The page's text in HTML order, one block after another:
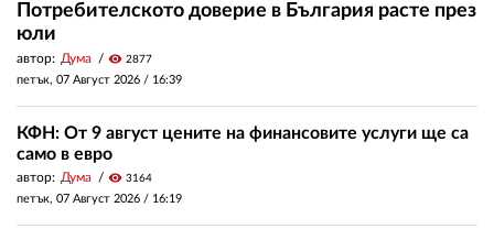
Потребителското доверие в България расте през
юли
автор: Дума visibility 2877
петък, 07 Август 2026 / 16:39
КФН: От 9 август цените на финансовите услуги ще са
само в евро
автор: Дума visibility 3164
петък, 07 Август 2026 / 16:19